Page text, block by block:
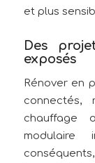
et plus
Des
exposés
Rénover en
connectés,
chauffage
modulaire